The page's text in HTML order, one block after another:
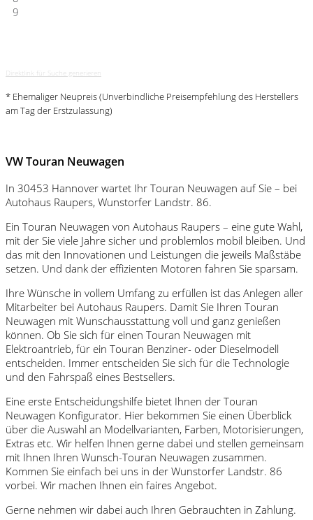
9
Direktlink für Suche generieren
* Ehemaliger Neupreis (Unverbindliche Preisempfehlung des Herstellers
am Tag der Erstzulassung)
VW Touran Neuwagen
In 30453 Hannover wartet Ihr Touran Neuwagen auf Sie – bei
Autohaus Raupers, Wunstorfer Landstr. 86.
Ein Touran Neuwagen von Autohaus Raupers – eine gute Wahl,
mit der Sie viele Jahre sicher und problemlos mobil bleiben. Und
das mit den Innovationen und Leistungen die jeweils Maßstäbe
setzen. Und dank der effizienten Motoren fahren Sie sparsam.
Ihre Wünsche in vollem Umfang zu erfüllen ist das Anlegen aller
Mitarbeiter bei Autohaus Raupers. Damit Sie Ihren Touran
Neuwagen mit Wunschausstattung voll und ganz genießen
können. Ob Sie sich für einen Touran Neuwagen mit
Elektroantrieb, für ein Touran Benziner- oder Dieselmodell
entscheiden. Immer entscheiden Sie sich für die Technologie
und den Fahrspaß eines Bestsellers.
Eine erste Entscheidungshilfe bietet Ihnen der Touran
Neuwagen Konfigurator. Hier bekommen Sie einen Überblick
über die Auswahl an Modellvarianten, Farben, Motorisierungen,
Extras etc. Wir helfen Ihnen gerne dabei und stellen gemeinsam
mit Ihnen Ihren Wunsch-Touran Neuwagen zusammen.
Kommen Sie einfach bei uns in der Wunstorfer Landstr. 86
vorbei. Wir machen Ihnen ein faires Angebot.
Gerne nehmen wir dabei auch Ihren Gebrauchten in Zahlung.